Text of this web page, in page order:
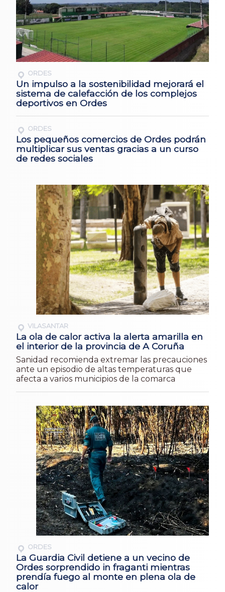
ORDES
Un impulso a la sostenibilidad mejorará el
sistema de calefacción de los complejos
deportivos en Ordes
ORDES
Los pequeños comercios de Ordes podrán
multiplicar sus ventas gracias a un curso
de redes sociales
VILASANTAR
La ola de calor activa la alerta amarilla en
el interior de la provincia de A Coruña
Sanidad recomienda extremar las precauciones
ante un episodio de altas temperaturas que
afecta a varios municipios de la comarca
ORDES
La Guardia Civil detiene a un vecino de
Ordes sorprendido in fraganti mientras
prendía fuego al monte en plena ola de
calor